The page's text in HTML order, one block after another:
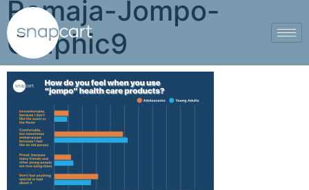
Remaja-Jompo-
Graphic9